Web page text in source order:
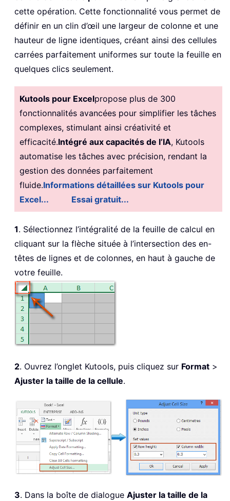
cette opération. Cette fonctionnalité vous permet de
définir en un clin d’œil une largeur de colonne et une
hauteur de ligne identiques, créant ainsi des cellules
carrées parfaitement uniformes sur toute la feuille en
quelques clics seulement.
Kutools pour Excelpropose plus de 300
fonctionnalités avancées pour simplifier les tâches
complexes, stimulant ainsi créativité et
efficacité.Intégré aux capacités de l’IA, Kutools
automatise les tâches avec précision, rendant la
gestion des données parfaitement
fluide.Informations détaillées sur Kutools pour
Excel...
Essai gratuit...
1. Sélectionnez l’intégralité de la feuille de calcul en
cliquant sur la flèche située à l’intersection des en-
têtes de lignes et de colonnes, en haut à gauche de
votre feuille.
2. Ouvrez l’onglet Kutools, puis cliquez sur Format >
Ajuster la taille de la cellule.
3. Dans la boîte de dialogue Ajuster la taille de la